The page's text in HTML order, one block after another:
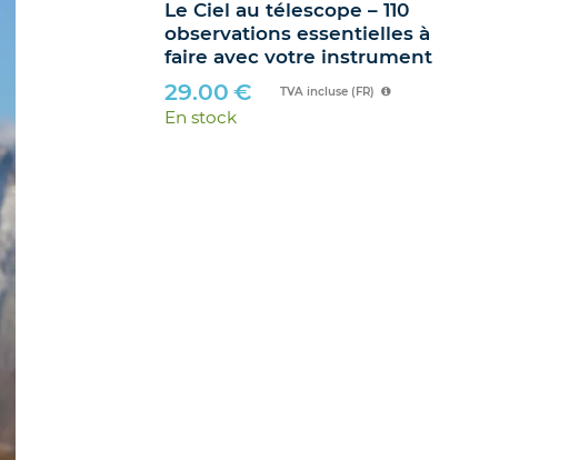
Le Ciel au télescope – 110
observations essentielles à
faire avec votre instrument
29.00 € TVA incluse (FR)
En stock